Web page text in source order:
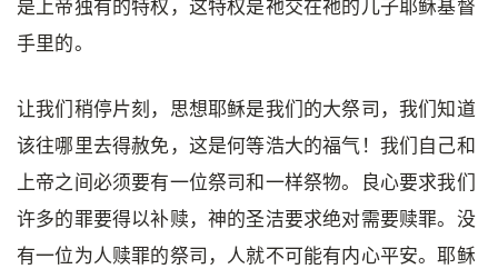
是上帝独有的特权，这特权是祂交在祂的儿子耶稣基督
手里的。
让我们稍停片刻，思想耶稣是我们的大祭司，我们知道
该往哪里去得赦免，这是何等浩大的福气！我们自己和
上帝之间必须要有一位祭司和一样祭物。良心要求我们
许多的罪要得以补赎，神的圣洁要求绝对需要赎罪。没
有一位为人赎罪的祭司，人就不可能有内心平安。耶稣